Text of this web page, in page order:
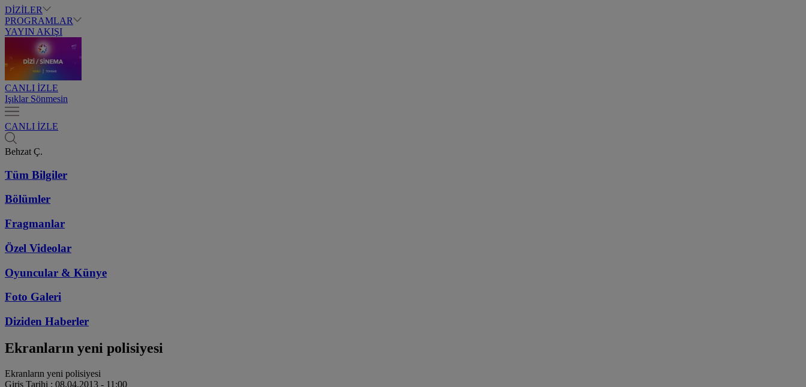
DİZİLER
PROGRAMLAR
YAYIN AKIŞI
CANLI İZLE
Işıklar Sönmesin
CANLI İZLE
Behzat Ç.
Tüm Bilgiler
Bölümler
Fragmanlar
Özel Videolar
Oyuncular & Künye
Foto Galeri
Diziden Haberler
Ekranların yeni polisiyesi
Ekranların yeni polisiyesi
Giriş Tarihi : 08.04.2013 - 11:00